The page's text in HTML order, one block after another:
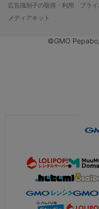
広告識別子の取得・利用
プラ
メディアキット
©GMO